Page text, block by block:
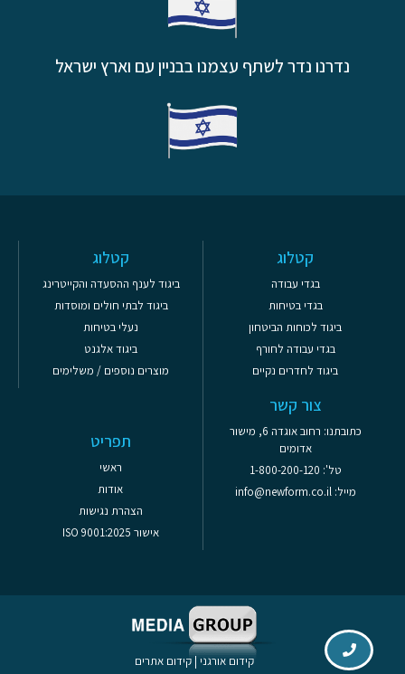
נדרנו נדר לשתף עצמנו בבניין עם וארץ ישראל
קטלוג
בגדי עבודה
בגדי בטיחות
ביגוד לכוחות הביטחון
בגדי עבודה לחורף
ביגוד לחדרים נקיים
קטלוג
ביגוד לענף ההסעדה והקייטרינג
ביגוד לבתי חולים ומוסדות
נעלי בטיחות
ביגוד אלגנט
מוצרים נוספים / משלימים
צור קשר
כתובתנו: רחוב אוגדה 6, מישור
אדומים
טל': 1-800-200-120
מייל: info@newform.co.il
תפריט
ראשי
אודות
הצהרת נגישות
אישור ISO 9001:2025
קידום אורגני | קידום אתרים